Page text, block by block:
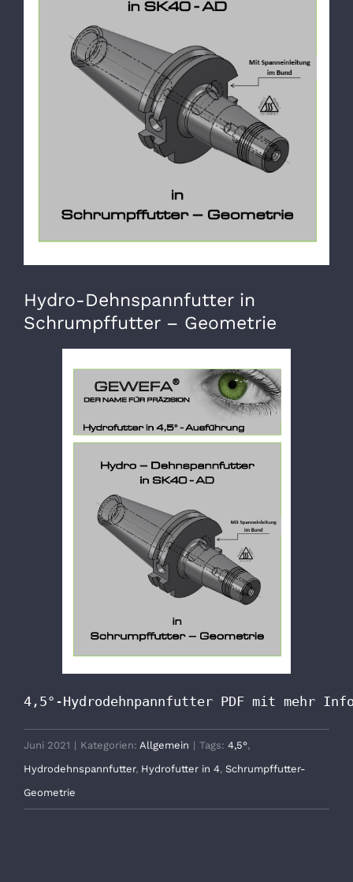
Hydro-Dehnspannfutter in
Schrumpffutter – Geometrie
4,5°-Hydrodehnpannfutter PDF mit mehr
Juni 2021 | Kategorien: Allgemein | Tags: 4,5°,
Hydrodehnspannfutter, Hydrofutter in 4, Schrumpffutter-
Geometrie